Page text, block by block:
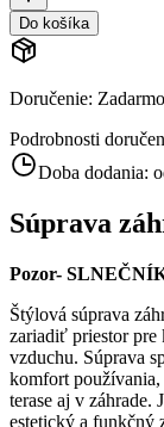
Do košíka
Doručenie: Zadarmo
Podrobnosti
Doba dodania:
Súprava
Pozor-
Štýlová súprava
zariadiť priestor pre
vzduchu. Súprava
komfort používania,
terase aj v
estetický a funkčný